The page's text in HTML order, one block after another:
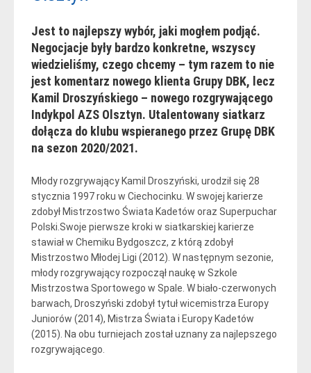
Jest to najlepszy wybór, jaki mogłem podjąć.
Negocjacje były bardzo konkretne, wszyscy
wiedzieliśmy, czego chcemy – tym razem to nie
jest komentarz nowego klienta Grupy DBK, lecz
Kamil Droszyńskiego – nowego rozgrywającego
Indykpol AZS Olsztyn. Utalentowany siatkarz
dołącza do klubu wspieranego przez Grupę DBK
na sezon 2020/2021.
Młody rozgrywający Kamil Droszyński, urodził się 28
stycznia 1997 roku w Ciechocinku. W swojej karierze
zdobył Mistrzostwo Świata Kadetów oraz Superpuchar
Polski.Swoje pierwsze kroki w siatkarskiej karierze
stawiał w Chemiku Bydgoszcz, z którą zdobył
Mistrzostwo Młodej Ligi (2012). W następnym sezonie,
młody rozgrywający rozpoczął naukę w Szkole
Mistrzostwa Sportowego w Spale. W biało-czerwonych
barwach, Droszyński zdobył tytuł wicemistrza Europy
Juniorów (2014), Mistrza Świata i Europy Kadetów
(2015). Na obu turniejach został uznany za najlepszego
rozgrywającego.